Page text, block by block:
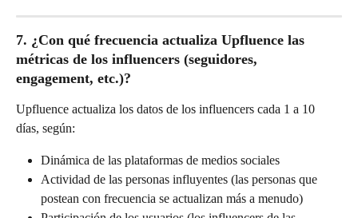
7. ¿Con qué frecuencia actualiza Upfluence las
métricas de los influencers (seguidores,
engagement, etc.)?
Upfluence actualiza los datos de los influencers cada 1 a 10
días, según:
Dinámica de las plataformas de medios sociales
Actividad de las personas influyentes (las personas que
postean con frecuencia se actualizan más a menudo)